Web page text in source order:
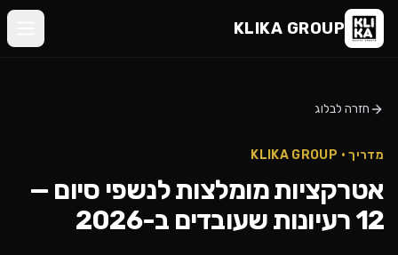
KLIKA GROUP
KLIKA
GROUP
אנחנו
הנשפים
שלנו
דברו
•
KLIKA
GROUP
חזרה לבלוג
מדריך · KLIKA GROUP
אטרקציות מומלצות לנשפי סיום —
12 רעיונות שעובדים ב-2026